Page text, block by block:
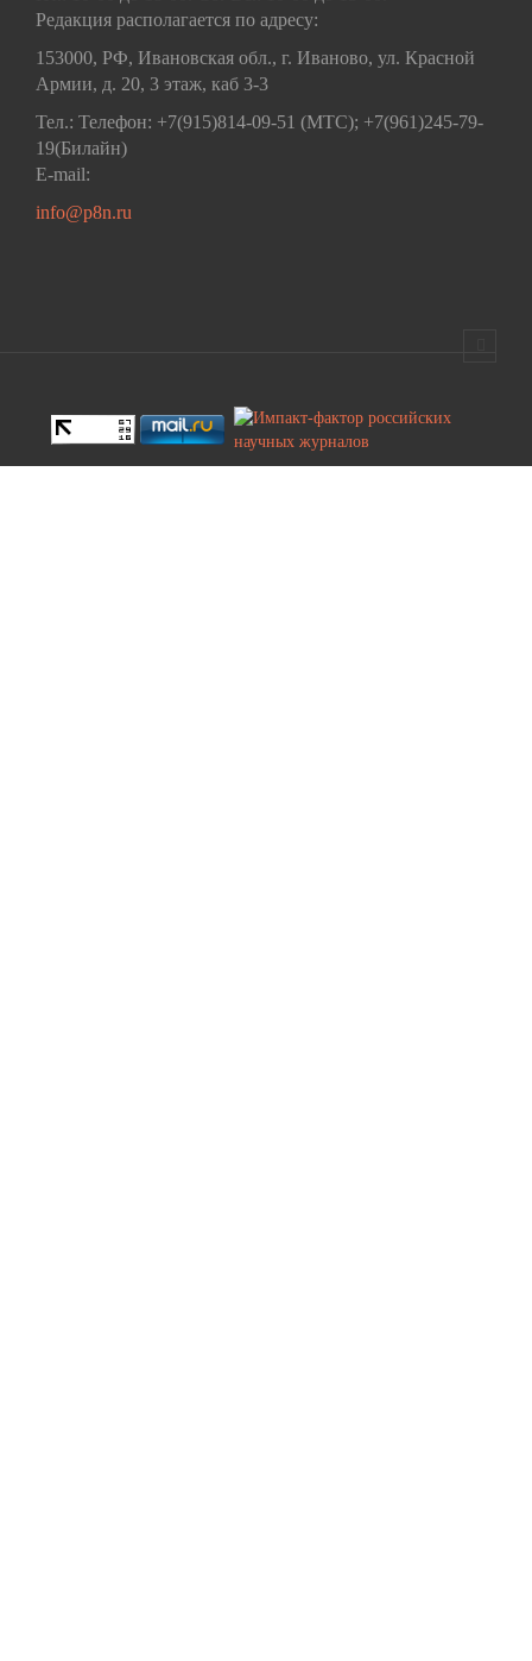
Редакция располагается по адресу:
153000, РФ, Ивановская обл., г. Иваново, ул. Красной
Армии, д. 20, 3 этаж, каб 3-3
Тел.: Телефон: +7(915)814-09-51 (МТС); +7(961)245-79-
19(Билайн)
E-mail:
info@p8n.ru